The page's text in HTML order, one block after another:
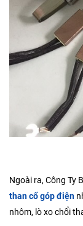
Ngoài ra, Công Ty
than cổ góp điện
nhôm, lò xo chổi